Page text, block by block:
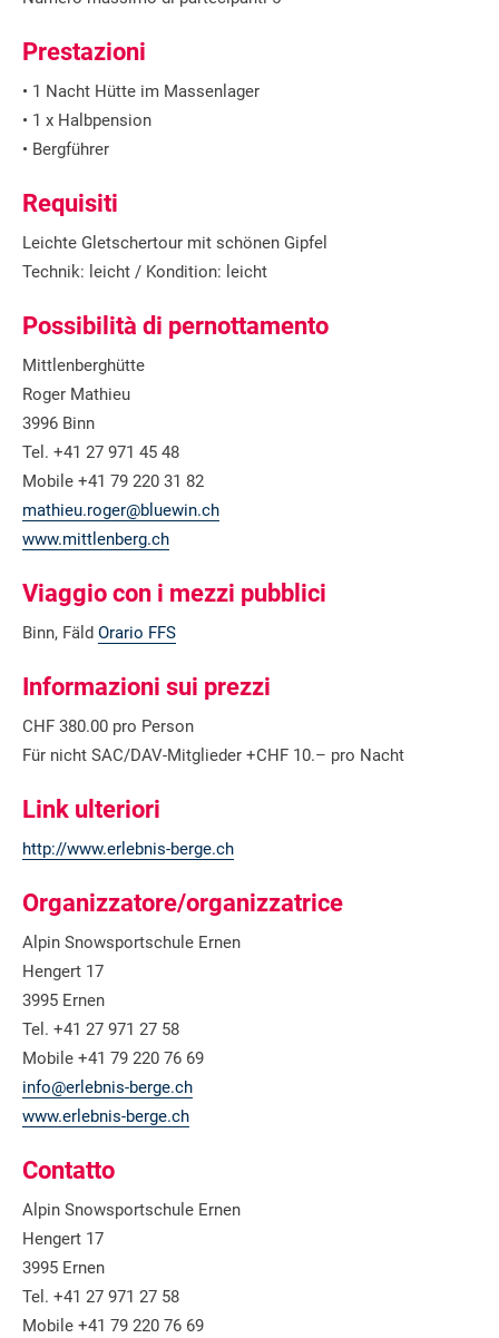
Prestazioni
• 1 Nacht Hütte im Massenlager
• 1 x Halbpension
• Bergführer
Requisiti
Leichte Gletschertour mit schönen Gipfel
Technik: leicht / Kondition: leicht
Possibilità di pernottamento
Mittlenberghütte
Roger Mathieu
3996 Binn
Tel. +41 27 971 45 48
Mobile +41 79 220 31 82
mathieu.roger@bluewin.ch
www.mittlenberg.ch
Viaggio con i mezzi pubblici
Binn, Fäld Orario FFS
Informazioni sui prezzi
CHF 380.00 pro Person
Für nicht SAC/DAV-Mitglieder +CHF 10.– pro Nacht
Link ulteriori
http://www.erlebnis-berge.ch
Organizzatore/organizzatrice
Alpin Snowsportschule Ernen
Hengert 17
3995 Ernen
Tel. +41 27 971 27 58
Mobile +41 79 220 76 69
info@erlebnis-berge.ch
www.erlebnis-berge.ch
Contatto
Alpin Snowsportschule Ernen
Hengert 17
3995 Ernen
Tel. +41 27 971 27 58
Mobile +41 79 220 76 69